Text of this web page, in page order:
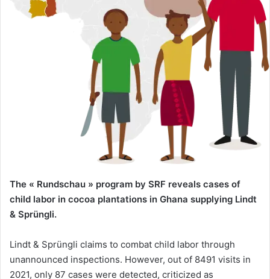
The « Rundschau » program by SRF reveals cases of
child labor in cocoa plantations in Ghana supplying Lindt
& Sprüngli.
Lindt & Sprüngli claims to combat child labor through
unannounced inspections. However, out of 8491 visits in
2021, only 87 cases were detected, criticized as